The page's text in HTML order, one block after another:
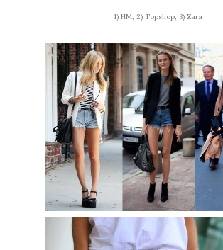
1) HM, 2) Topshop, 3) Zara